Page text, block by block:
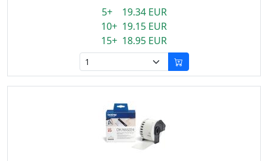
5+ 19.34 EUR
10+ 19.15 EUR
15+ 18.95 EUR